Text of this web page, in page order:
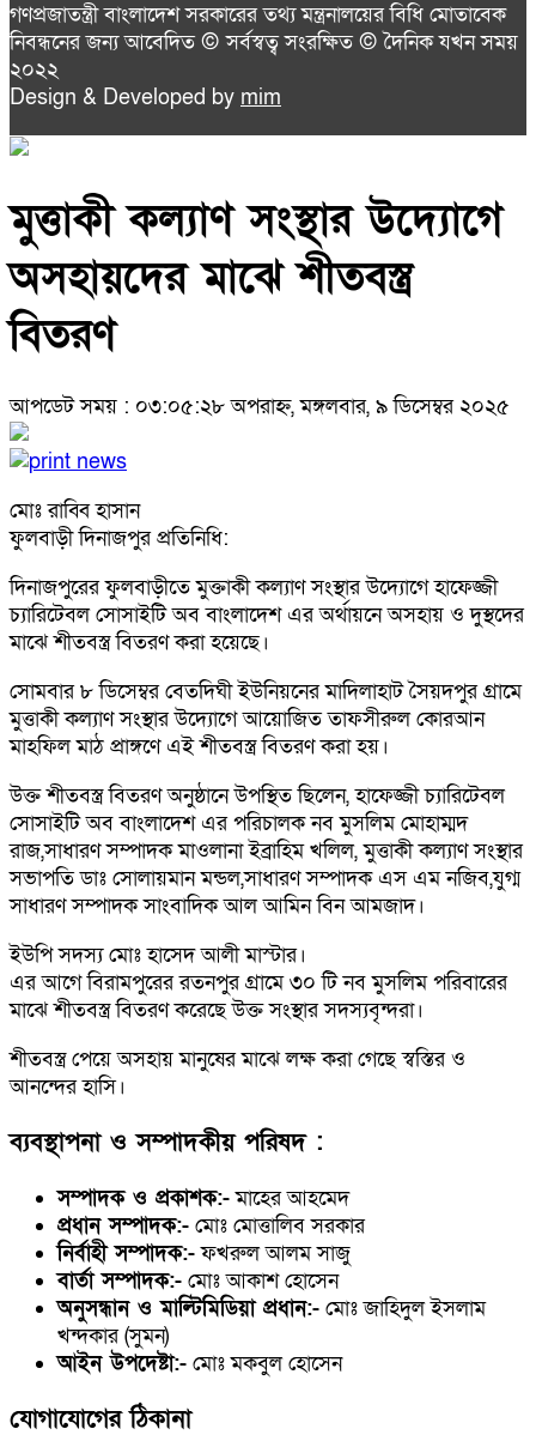
গণপ্রজাতন্ত্রী বাংলাদেশ সরকারের তথ্য মন্ত্রনালয়ের বিধি মোতাবেক
নিবন্ধনের জন্য আবেদিত © সর্বস্বত্ব সংরক্ষিত © দৈনিক যখন সময়
২০২২
Design & Developed by mim
মুত্তাকী কল্যাণ সংস্থার উদ্যোগে
অসহায়দের মাঝে শীতবস্ত্র
বিতরণ
আপডেট সময় : ০৩:০৫:২৮ অপরাহ্ন, মঙ্গলবার, ৯ ডিসেম্বর ২০২৫
মোঃ রাব্বি হাসান
ফুলবাড়ী দিনাজপুর প্রতিনিধি:
দিনাজপুরের ফুলবাড়ীতে মুক্তাকী কল্যাণ সংস্থার উদ্যোগে হাফেজ্জী
চ্যারিটেবল সোসাইটি অব বাংলাদেশ এর অর্থায়নে অসহায় ও দুস্থদের
মাঝে শীতবস্ত্র বিতরণ করা হয়েছে।
সোমবার ৮ ডিসেম্বর বেতদিঘী ইউনিয়নের মাদিলাহাট সৈয়দপুর গ্রামে
মুত্তাকী কল্যাণ সংস্থার উদ্যোগে আয়োজিত তাফসীরুল কোরআন
মাহফিল মাঠ প্রাঙ্গণে এই শীতবস্ত্র বিতরণ করা হয়।
উক্ত শীতবস্ত্র বিতরণ অনুষ্ঠানে উপস্থিত ছিলেন, হাফেজ্জী চ্যারিটেবল
সোসাইটি অব বাংলাদেশ এর পরিচালক নব মুসলিম মোহাম্মদ
রাজ,সাধারণ সম্পাদক মাওলানা ইব্রাহিম খলিল, মুত্তাকী কল্যাণ সংস্থার
সভাপতি ডাঃ সোলায়মান মন্ডল,সাধারণ সম্পাদক এস এম নজিব,যুগ্ম
সাধারণ সম্পাদক সাংবাদিক আল আমিন বিন আমজাদ।
ইউপি সদস্য মোঃ হাসেদ আলী মাস্টার।
এর আগে বিরামপুরের রতনপুর গ্রামে ৩০ টি নব মুসলিম পরিবারের
মাঝে শীতবস্ত্র বিতরণ করেছে উক্ত সংস্থার সদস্যবৃন্দরা।
শীতবস্ত্র পেয়ে অসহায় মানুষের মাঝে লক্ষ করা গেছে স্বস্তির ও
আনন্দের হাসি।
ব্যবস্থাপনা ও সম্পাদকীয় পরিষদ :
সম্পাদক ও প্রকাশক:-মাহের আহমেদ
প্রধান সম্পাদক:- মোঃ মোত্তালিব সরকার
নির্বাহী সম্পাদক:-ফখরুল আলম সাজু
বার্তা সম্পাদক:- মোঃ আকাশ হোসেন
অনুসন্ধান ও মাল্টিমিডিয়া প্রধান:- মোঃ জাহিদুল ইসলাম
খন্দকার (সুমন)
আইন উপদেষ্টা:- মোঃ মকবুল হোসেন
যোগাযোগের ঠিকানা